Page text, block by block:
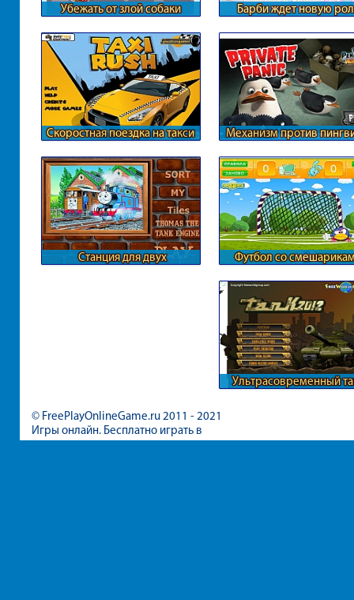
Убежать от злой собаки Барби ждет новую
Скоростная поездка на такси
Механизм против
Станция для двух
Футбол со
Ультрасовременный
© FreePlayOnlineGame.ru 2011 - 2021
Игры онлайн. Бесплатно играть в
игры для девочек и мальчиков